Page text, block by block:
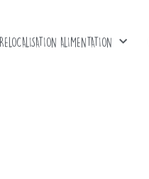
RELOCALISATION ALIMENTATION